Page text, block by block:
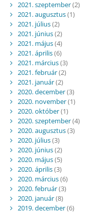
2021. szeptember(2)
2021. augusztus(1)
2021. július(2)
2021. június(2)
2021. május(4)
2021. április(6)
2021. március(3)
2021. február(2)
2021. január(2)
2020. december(3)
2020. november(1)
2020. október(1)
2020. szeptember(4)
2020. augusztus(3)
2020. július(3)
2020. június(2)
2020. május(5)
2020. április(3)
2020. március(6)
2020. február(3)
2020. január(8)
2019. december(6)